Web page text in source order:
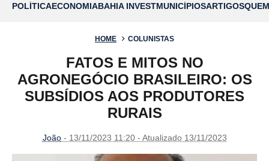
POLÍTICAECONOMIABAHIA INVESTMUNICÍPIOSARTIGOS
HOME COLUNISTAS
FATOS E MITOS NO
AGRONEGÓCIO BRASILEIRO: OS
SUBSÍDIOS AOS PRODUTORES
RURAIS
João- 13/11/2023 11:20 - Atualizado 13/11/2023